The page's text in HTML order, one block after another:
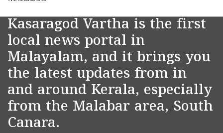
Kasaragod Vartha is the first
local news portal in
Malayalam, and it brings you
the latest updates from in
and around Kerala, especially
from the Malabar area, South
Canara.